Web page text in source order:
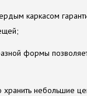
каркасом
формы
небольшие